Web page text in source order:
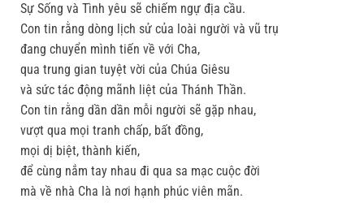
Sự Sống và Tình yêu sẽ chiếm ngự địa cầu.
Con tin rằng dòng lịch sử của loài người và vũ trụ
đang chuyển mình tiến về với Cha,
qua trung gian tuyệt vời của Chúa Giêsu
và sức tác động mãnh liệt của Thánh Thần.
Con tin rằng dần dần mỗi người sẽ gặp nhau,
vượt qua mọi tranh chấp, bất đồng,
mọi dị biệt, thành kiến,
để cùng nắm tay nhau đi qua sa mạc cuộc đời
mà về nhà Cha là nơi hạnh phúc viên mãn.